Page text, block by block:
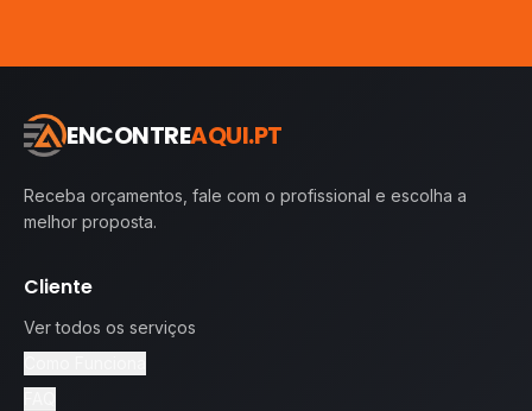
ENCONTREAQUI.PT
Receba orçamentos, fale com o profissional e escolha a
melhor proposta.
Cliente
Ver todos os serviços